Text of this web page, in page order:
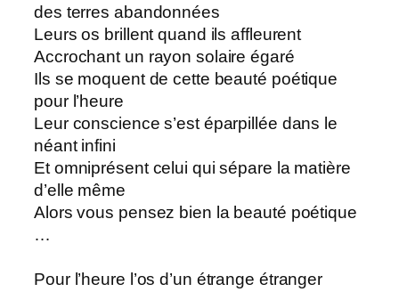
des terres abandonnées
Leurs os brillent quand ils affleurent
Accrochant un rayon solaire égaré
Ils se moquent de cette beauté poétique
pour l’heure
Leur conscience s’est éparpillée dans le
néant infini
Et omniprésent celui qui sépare la matière
d’elle même
Alors vous pensez bien la beauté poétique
…
Pour l’heure l’os d’un étrange étranger